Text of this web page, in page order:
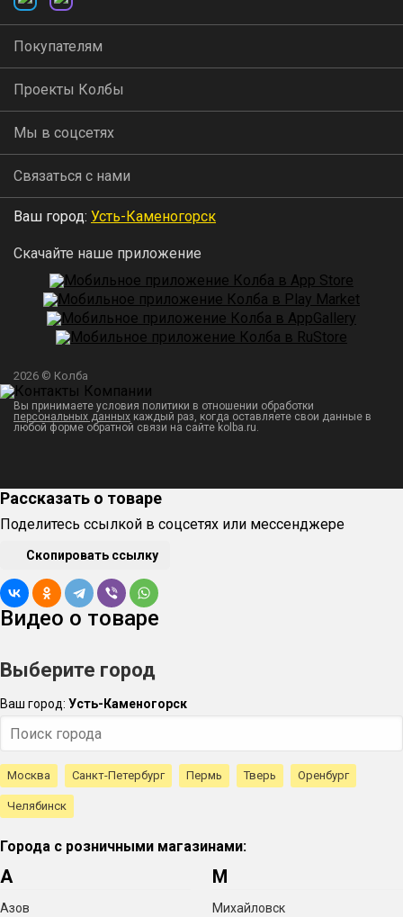
Покупателям
Проекты Колбы
Мы в соцсетях
Связаться с нами
Ваш город: Усть-Каменогорск
Скачайте наше приложение
2026 © Колба
Вы принимаете условия политики в отношении обработки
персональных данных каждый раз, когда оставляете свои данные в
любой форме обратной связи на сайте kolba.ru.
Рассказать о товаре
Поделитесь ссылкой в соцсетях или мессенджере
Скопировать ссылку
Видео о товаре
Выберите город
Ваш город: Усть-Каменогорск
Москва Санкт-Петербург Пермь Тверь Оренбург
Челябинск
Города с розничными магазинами:
А
Азов
М
Михайловск